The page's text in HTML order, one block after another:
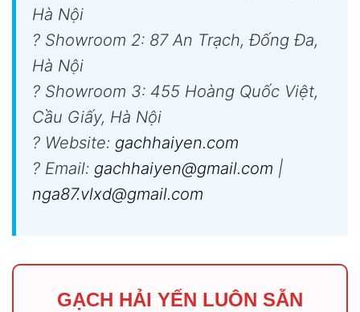
Hà Nội
? Showroom 2: 87 An Trạch, Đống Đa,
Hà Nội
? Showroom 3: 455 Hoàng Quốc Việt,
Cầu Giấy, Hà Nội
? Website: gachhaiyen.com
? Email: gachhaiyen@gmail.com |
nga87.vlxd@gmail.com
GẠCH HẢI YẾN LUÔN SẴN